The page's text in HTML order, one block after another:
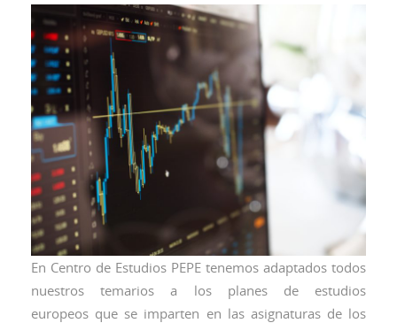
En Centro de Estudios PEPE tenemos adaptados todos
nuestros temarios a los planes de estudios
europeos que se imparten en las asignaturas de los